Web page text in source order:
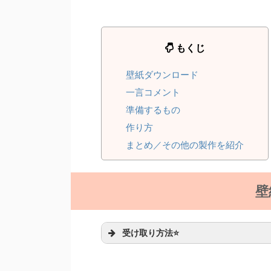
もくじ
壁紙ダウンロード
一言コメント
準備するもの
作り方
まとめ／その他の製作を紹介
受け取り方法⭐